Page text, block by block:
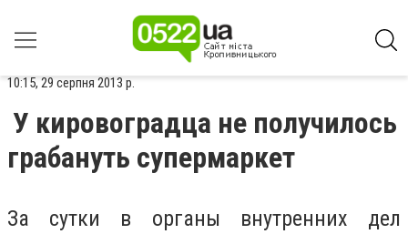
10:15, 29 серпня 2013 р.
У кировоградца не получилось
грабануть супермаркет
За сутки в органы внутренних дел